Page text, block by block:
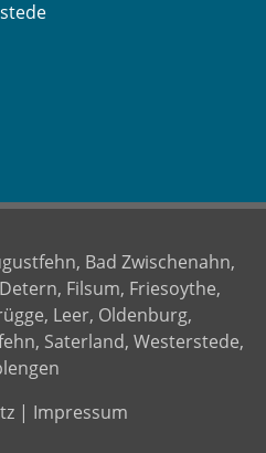
Bad Zwischenahn,
Filsum, Friesoythe,
Leer, Oldenburg,
Saterland, Westerstede,
| Impressum